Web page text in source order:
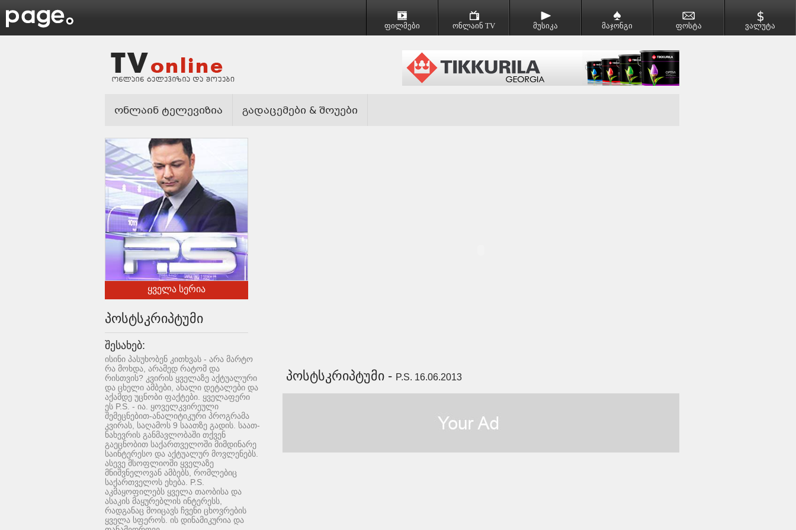
ფილმები ონლაინ TV მუსიკა მაჯონგი ფოსტა ვალუტა
ონლაინ ტელევიზია გადაცემები & შოუები
ყველა სერია
პოსტსკრიპტუმი
შესახებ:
ისინი პასუხობენ კითხვას - არა მარტო
რა მოხდა, არამედ რატომ და
რისთვის? კვირის ყველაზე აქტუალური
და ცხელი ამბები, ახალი დეტალები და
აქამდე უცნობი ფაქტები. ყველაფერი
ეს P.S. - ია. ყოველკვირეული
შემეცნებით-ანალიტიკური პროგრამა
კვირას, საღამოს 9 საათზე გადის. საათ-
ნახევრის განმავლობაში თქვენ
გაეცნობით საქართველოში მიმდინარე
საინტერესო და აქტუალურ მოვლენებს.
ასევე მსოფლიოში ყველაზე
მნიშვნელოვან ამბებს, რომლებიც
საქართველოს ეხება. P.S.
აკმაყოფილებს ყველა თაობისა და
ასაკის მაყურებლის ინტერესს,
რადგანაც მოიცავს ჩვენი ცხოვრების
ყველა სფეროს. ის დინამიკურია და
პოსტსკრიპტუმი - P.S. 16.06.2013